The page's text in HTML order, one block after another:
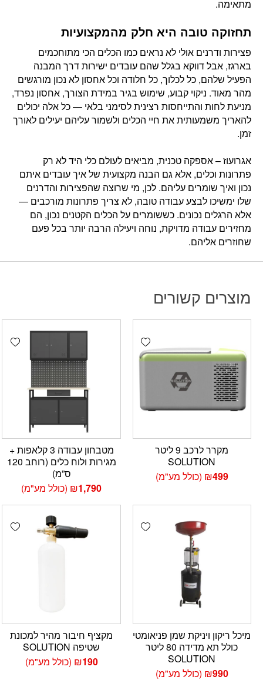
מתאימה.
תחזוקה טובה היא חלק מהמקצועיות
פצירות ודרנים אולי לא נראים כמו הכלים הכי מתוחכמים
בארגז, אבל דווקא בגלל שהם עובדים ישירות דרך המבנה
הפעיל שלהם, כל לכלוך, כל חלודה וכל אחסון לא נכון מורגשים
מהר מאוד. ניקוי קבוע, שימוש בגיר במידת הצורך, אחסון נפרד,
מניעת לחות והתייחסות רצינית לסימני בלאי — כל אלה יכולים
להאריך משמעותית את חיי הכלים ולשמור עליהם יעילים לאורך
זמן.
אגרועוז – אספקה טכנית, מביאים לעולם כלי היד לא רק
פתרונות וכלים, אלא גם הבנה מקצועית של איך עובדים איתם
נכון ואיך שומרים עליהם. לכן, מי שרוצה שהפצירות והדרנים
שלו ימשיכו לבצע עבודה טובה, לא צריך פתרונות מורכבים —
אלא הרגלים נכונים. כששומרים על הכלים הקטנים נכון, הם
מחזירים עבודה מדויקת, נוחה ויעילה הרבה יותר בכל פעם
שחוזרים אליהם.
מוצרים קשורים
Add wishlist
מקרר לרכב 9 ליטר
SOLUTION
₪499 (כולל מע"מ)
מטבחון עבודה 3 קלאפות +
מגירות ולוח כלים (רוחב 120
ס”מ)
₪1,790 (כולל מע"מ)
Add wishlist
מיכל ריקון ויניקת שמן פניאומטי
כולל תא מדידה 80 ליטר
SOLUTION
₪990 (כולל מע"מ)
מקציף חיבור מהיר למכונת
שטיפה SOLUTION
₪190 (כולל מע"מ)